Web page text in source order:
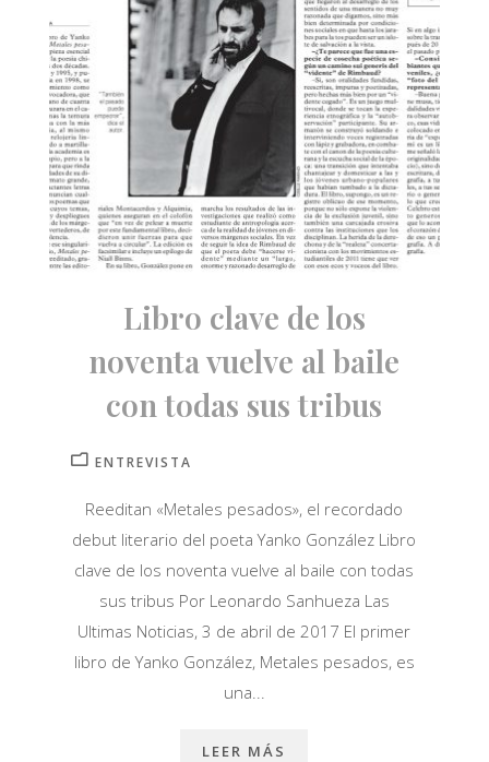
Libro clave de los
noventa vuelve al baile
con todas sus tribus
ENTREVISTA
Reeditan «Metales pesados», el recordado
debut literario del poeta Yanko González Libro
clave de los noventa vuelve al baile con todas
sus tribus Por Leonardo Sanhueza Las
Ultimas Noticias, 3 de abril de 2017 El primer
libro de Yanko González, Metales pesados, es
una...
LEER MÁS